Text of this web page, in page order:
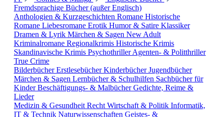
Fremdsprachige Bücher (außer Englisch)
Anthologien & Kurzgeschichten Romane Historische
Romane Liebesromane Erotik Humor & Satire Klassiker
Dramen & Lyrik Märchen & Sagen New Adult
Kriminalromane Regionalkrimis Historische Krimis
Skandinavische Krimis PsychothrillerAgenten- & Politthriller
True Crime
BilderbücherErstlesebücherKinderbücherJugendbücher
Märchen & Sagen Lernbücher & Schulhilfen Sachbücher für
KinderBeschäftigungs- & MalbücherGedichte, Reime &
Lieder
Medizin & Gesundheit Recht Wirtschaft & Politik Informatik,
IT & Technik Naturwissenschaften Geistes- &